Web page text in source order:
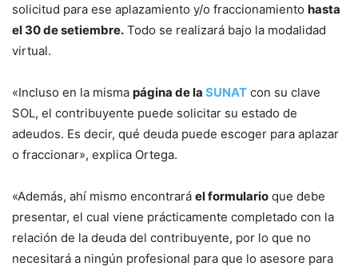
solicitud para ese aplazamiento y/o fraccionamiento hasta
el 30 de setiembre. Todo se realizará bajo la modalidad
virtual.
«Incluso en la misma página de la SUNAT con su clave
SOL, el contribuyente puede solicitar su estado de
adeudos. Es decir, qué deuda puede escoger para aplazar
o fraccionar», explica Ortega.
«Además, ahí mismo encontrará el formulario que debe
presentar, el cual viene prácticamente completado con la
relación de la deuda del contribuyente, por lo que no
necesitará a ningún profesional para que lo asesore para